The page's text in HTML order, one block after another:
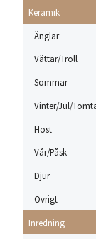
Keramik
Änglar
Vättar/Troll
Sommar
Vinter/Jul/
Höst
Vår/Påsk
Djur
Övrigt
Inredning